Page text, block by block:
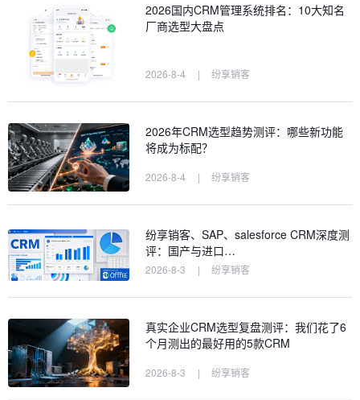
2026国内CRM管理系统排名：10大知名
厂商选型大盘点
2026-8-4 | 纷享销客
2026年CRM选型趋势测评：哪些新功能
将成为标配？
2026-8-4 | 纷享销客
纷享销客、SAP、salesforce CRM深度测
评：国产与进口…
2026-8-3 | 纷享销客
真实企业CRM选型复盘测评：我们花了6
个月测出的最好用的5款CRM
2026-8-3 | 纷享销客